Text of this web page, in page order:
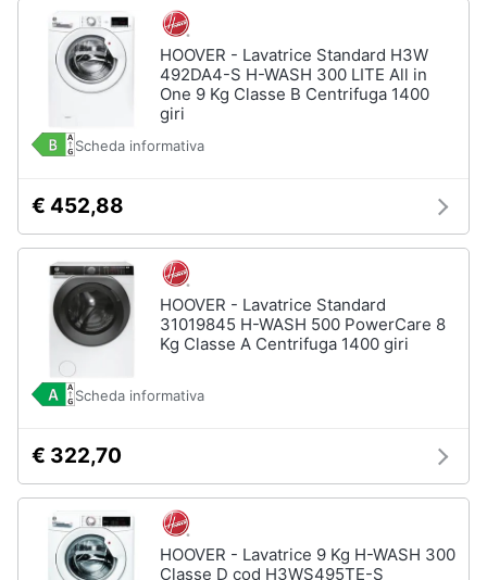
Sport
Libri,
cd
Festività
e
ricorrenze
Promozioni
Servizi
Assistenza
HOOVER - Lavatrice Standard H3W
492DA4-S H-WASH 300 LITE All in
One 9 Kg Classe B Centrifuga 1400
giri
Scheda informativa
€ 452,88
HOOVER - Lavatrice Standard
31019845 H-WASH 500 PowerCare 8
Kg Classe A Centrifuga 1400 giri
Scheda informativa
€ 322,70
HOOVER - Lavatrice 9 Kg H-WASH 300
Classe D cod H3WS495TE-S